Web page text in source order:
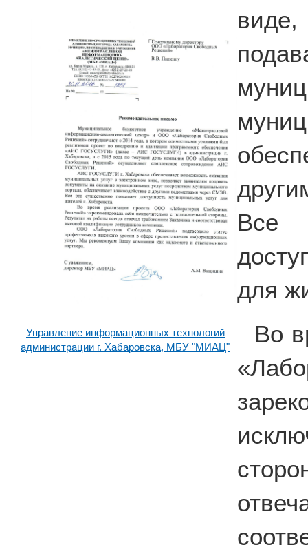
Управление информационных технологий
администрации г. Хабаровска, МБУ "МИАЦ"
Все
для
Во